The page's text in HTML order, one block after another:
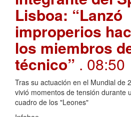
Lisboa: “Lanzó
improperios
los miembros
técnico” . 08:50
Tras su actuación en el Mundial de
vivió momentos de tensión durante
cuadro de los "Leones"